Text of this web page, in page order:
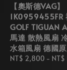
【奧斯德VAG】
1K0959455FR
GOLF TIGUAN
馬達 散熱風扇
水箱風扇 德國
Regular
NT$ 2,800 -